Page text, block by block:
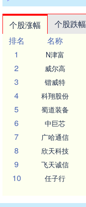
个股涨幅 个股跌幅
排名
名称
1
N津富
2 威尔高
3 锴威特
4 科翔股份
5 蜀道装备
6 中巨芯
7 广哈通信
8 欣天科技
9 飞天诚信
10 任子行